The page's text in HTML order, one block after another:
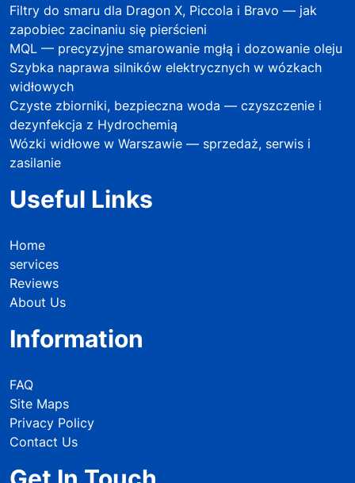
Filtry do smaru dla Dragon X, Piccola i Bravo — jak
zapobiec zacinaniu się pierścieni
MQL — precyzyjne smarowanie mgłą i dozowanie oleju
Szybka naprawa silników elektrycznych w wózkach
widłowych
Czyste zbiorniki, bezpieczna woda — czyszczenie i
dezynfekcja z Hydrochemią
Wózki widłowe w Warszawie — sprzedaż, serwis i
zasilanie
Useful Links
Home
services
Reviews
About Us
Information
FAQ
Site Maps
Privacy Policy
Contact Us